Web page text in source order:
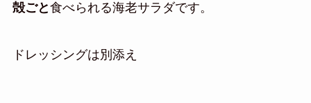
殻ごと食べられる海老サラダです。
ドレッシングは別添え